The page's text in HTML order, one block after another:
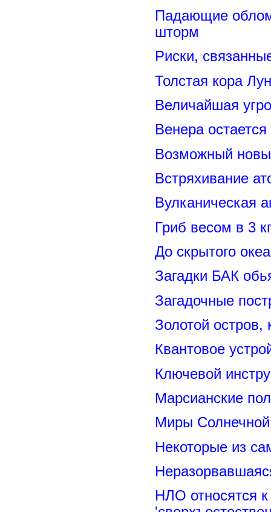
Падающие
шторм
Риски,
Толстая кора
Величайшая
Венера
Возможный
Встряхивание
Вулканическая
Гриб весом в 3
До скрытого
Загадки БАК
Загадочные
Золотой остров,
Квантовое
Ключевой
Марсианские
Миры
Некоторые из
НЛО относятся к